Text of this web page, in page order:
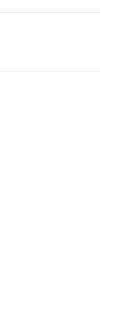
via X -
via
nieuwsbericht
dit